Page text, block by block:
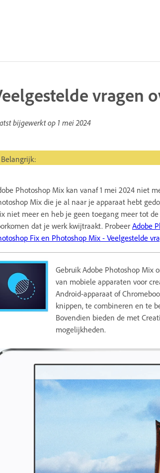
vragen
bijgewerkt op 1 mei 2024
Belangrijk:
Photoshop Mix kan vanaf 1 mei 2024 niet
Mix die je al naar je apparaat hebt
niet meer en heb je geen toegang meer tot
dat je werk kwijtraakt. Probeer Adobe
Fix en Photoshop Mix - Veelgestelde
Gebruik Adobe Photoshop Mix
van mobiele apparaten voor
Android-apparaat of
knippen, te combineren en te
Bovendien bieden de met
mogelijkheden.